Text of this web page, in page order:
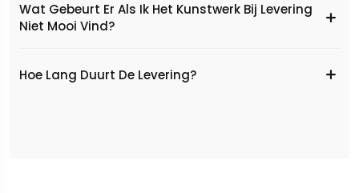
Wat Gebeurt Er Als Ik Het Kunstwerk Bij Levering
Niet Mooi Vind?
Hoe Lang Duurt De Levering?